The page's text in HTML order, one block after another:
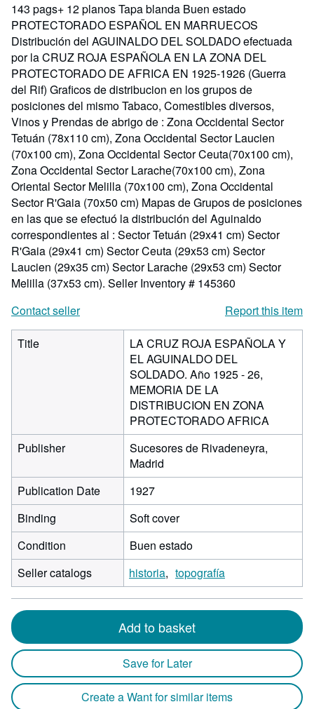
143 pags+ 12 planos Tapa blanda Buen estado
PROTECTORADO ESPAÑOL EN MARRUECOS
Distribución del AGUINALDO DEL SOLDADO efectuada
por la CRUZ ROJA ESPAÑOLA EN LA ZONA DEL
PROTECTORADO DE AFRICA EN 1925-1926 (Guerra
del Rif) Graficos de distribucion en los grupos de
posiciones del mismo Tabaco, Comestibles diversos,
Vinos y Prendas de abrigo de : Zona Occidental Sector
Tetuán (78x110 cm), Zona Occidental Sector Laucien
(70x100 cm), Zona Occidental Sector Ceuta(70x100 cm),
Zona Occidental Sector Larache(70x100 cm), Zona
Oriental Sector Melilla (70x100 cm), Zona Occidental
Sector R'Gaia (70x50 cm) Mapas de Grupos de posiciones
en las que se efectuó la distribución del Aguinaldo
correspondientes al : Sector Tetuán (29x41 cm) Sector
R'Gaia (29x41 cm) Sector Ceuta (29x53 cm) Sector
Laucien (29x35 cm) Sector Larache (29x53 cm) Sector
Melilla (37x53 cm). Seller Inventory # 145360
Contact seller
Report this item
Title
LA CRUZ ROJA ESPAÑOLA Y
EL AGUINALDO DEL
SOLDADO. Año 1925 - 26,
MEMORIA DE LA
DISTRIBUCION EN ZONA
PROTECTORADO AFRICA
Publisher
Sucesores de Rivadeneyra,
Madrid
Publication Date
1927
Binding
Soft cover
Condition
Buen estado
Seller catalogs
historia topografía
Add to basket
Save for Later
Create a Want for similar items